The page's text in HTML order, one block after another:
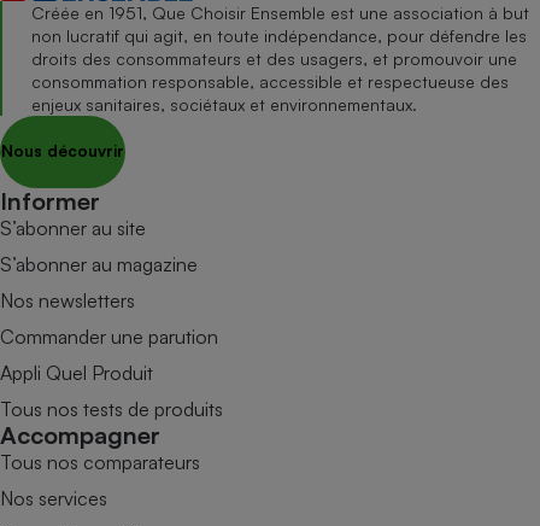
Créée en 1951, Que Choisir Ensemble est une association à but
non lucratif qui agit, en toute indépendance, pour défendre les
droits des consommateurs et des usagers, et promouvoir une
consommation responsable, accessible et respectueuse des
enjeux sanitaires, sociétaux et environnementaux.
Nous découvrir
Informer
S’abonner au site
S’abonner au magazine
Nos newsletters
Commander une parution
Appli Quel Produit
Tous nos tests de produits
Accompagner
Tous nos comparateurs
Nos services